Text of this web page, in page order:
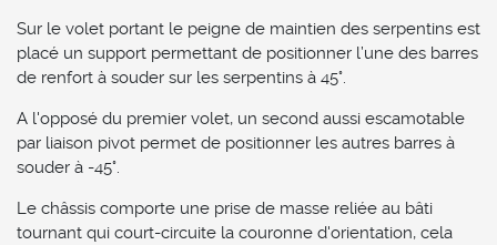
Sur le volet portant le peigne de maintien des serpentins est
placé un support permettant de positionner l’une des barres
de renfort à souder sur les serpentins à 45°.
A l'opposé du premier volet, un second aussi escamotable
par liaison pivot permet de positionner les autres barres à
souder à -45°.
Le châssis comporte une prise de masse reliée au bâti
tournant qui court-circuite la couronne d'orientation, cela